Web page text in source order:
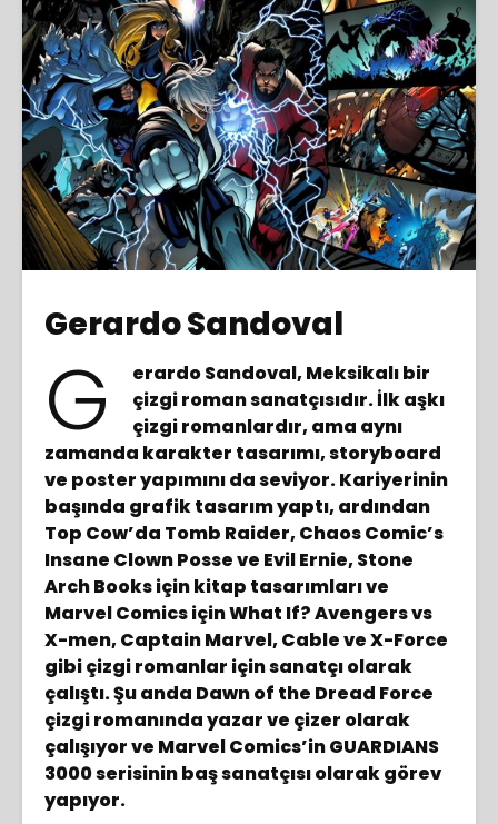
Giriş yap
Türkçe
Gerardo Sandoval
G
erardo Sandoval, Meksikalı bir
çizgi roman sanatçısıdır. İlk aşkı
çizgi romanlardır, ama aynı
zamanda karakter tasarımı, storyboard
ve poster yapımını da seviyor. Kariyerinin
başında grafik tasarım yaptı, ardından
Top Cow’da Tomb Raider, Chaos Comic’s
Insane Clown Posse ve Evil Ernie, Stone
Arch Books için kitap tasarımları ve
Marvel Comics için What If? Avengers vs
X-men, Captain Marvel, Cable ve X-Force
gibi çizgi romanlar için sanatçı olarak
çalıştı. Şu anda Dawn of the Dread Force
çizgi romanında yazar ve çizer olarak
çalışıyor ve Marvel Comics’in GUARDIANS
3000 serisinin baş sanatçısı olarak görev
yapıyor.